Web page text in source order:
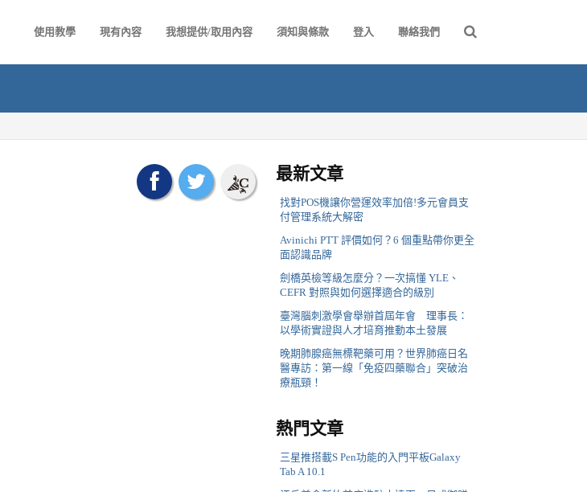
使用教學 現有內容 我想提供/取用內容 須知與條款 登入 聯絡我們
最新文章
找對POS機讓你營運效率加倍!多元會員支
付管理系統大解密
Avinichi PTT 評價如何？6 個重點帶你更全
面認識品牌
劍橋英檢等級怎麼分？一次搞懂 YLE、
CEFR 對照與如何選擇適合的級別
臺灣腦刺激學會舉辦首屆年會 理事長：
以學術實證與人才培育推動本土發展
晚期肺腺癌無標靶藥可用？世界肺癌日名
醫專訪：第一線「免疫四藥聯合」突破治
療瓶頸！
熱門文章
三星推搭載S Pen功能的入門平板Galaxy
Tab A 10.1